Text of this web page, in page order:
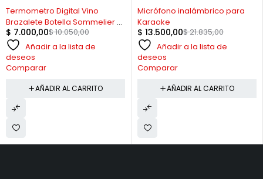
Termometro Digital Vino
Brazalete Botella Sommelier C
/ Pila
$10.050,00
$ 7.000,00
Añadir a la lista de
deseos
Comparar
AÑADIR AL CARRITO
-38%
Micrófono inalámbrico para
Karaoke
$21.835,00
$ 13.500,00
Añadir a la lista de
deseos
Comparar
AÑADIR AL CARRITO